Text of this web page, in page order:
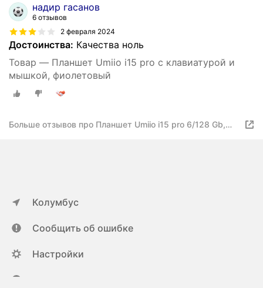
надир гасанов
6 отзывов
2 февраля 2024
Достоинства: Качества ноль
Товар — Планшет Umiio i15 pro с клавиатурой и
мышкой, фиолетовый
Больше отзывов про Планшет Umiio i15 pro 6/128 Gb,
Колумбус
Сообщить об ошибке
Настройки